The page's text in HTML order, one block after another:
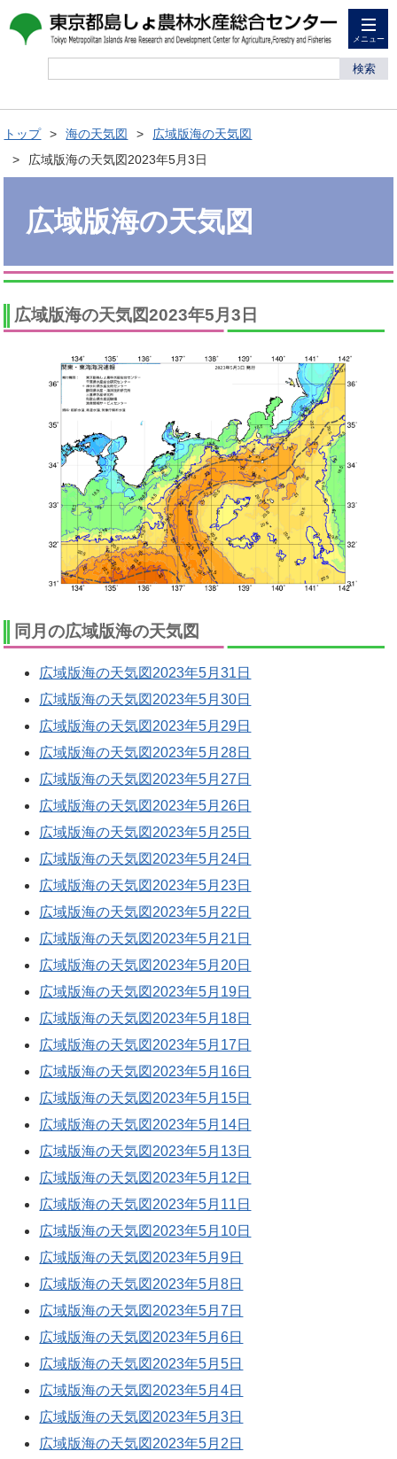
メニュー
検索
トップ 海の天気図
広域版海の天気図
広域版海の天気図2023年5月3日
広域版海の天気図
広域版海の天気図2023年5月3日
同月の広域版海の天気図
広域版海の天気図2023年5月31日
広域版海の天気図2023年5月30日
広域版海の天気図2023年5月29日
広域版海の天気図2023年5月28日
広域版海の天気図2023年5月27日
広域版海の天気図2023年5月26日
広域版海の天気図2023年5月25日
広域版海の天気図2023年5月24日
広域版海の天気図2023年5月23日
広域版海の天気図2023年5月22日
広域版海の天気図2023年5月21日
広域版海の天気図2023年5月20日
広域版海の天気図2023年5月19日
広域版海の天気図2023年5月18日
広域版海の天気図2023年5月17日
広域版海の天気図2023年5月16日
広域版海の天気図2023年5月15日
広域版海の天気図2023年5月14日
広域版海の天気図2023年5月13日
広域版海の天気図2023年5月12日
広域版海の天気図2023年5月11日
広域版海の天気図2023年5月10日
広域版海の天気図2023年5月9日
広域版海の天気図2023年5月8日
広域版海の天気図2023年5月7日
広域版海の天気図2023年5月6日
広域版海の天気図2023年5月5日
広域版海の天気図2023年5月4日
広域版海の天気図2023年5月3日
広域版海の天気図2023年5月2日